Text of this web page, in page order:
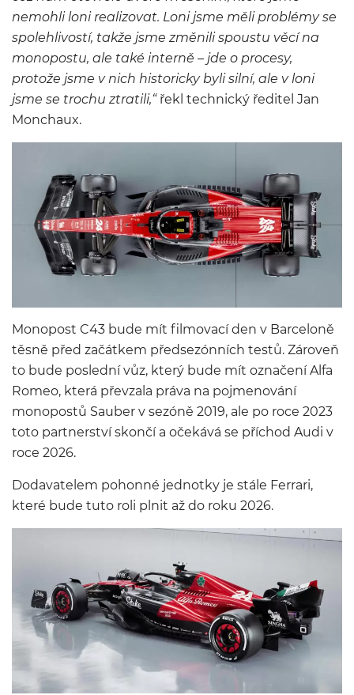
nemohli loni realizovat. Loni jsme měli problémy se
spolehlivostí, takže jsme změnili spoustu věcí na
monopostu, ale také interně – jde o procesy,
protože jsme v nich historicky byli silní, ale v loni
jsme se trochu ztratili,“řekl technický ředitel Jan
Monchaux.
Monopost C43 bude mít filmovací den v Barceloně
těsně před začátkem předsezónních testů. Zároveň
to bude poslední vůz, který bude mít označení Alfa
Romeo, která převzala práva na pojmenování
monopostů Sauber v sezóně 2019, ale po roce 2023
toto partnerství skončí a očekává se příchod Audi v
roce 2026.
Dodavatelem pohonné jednotky je stále Ferrari,
které bude tuto roli plnit až do roku 2026.